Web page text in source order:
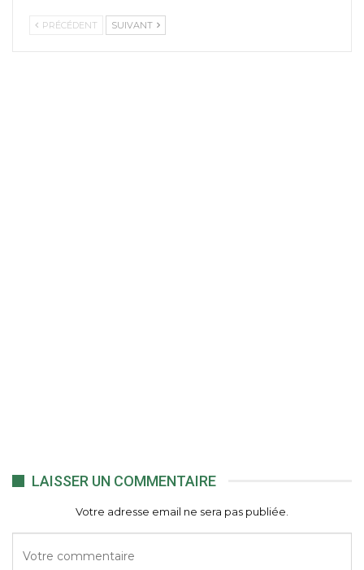
PRÉCÉDENT SUIVANT
LAISSER UN COMMENTAIRE
Votre adresse email ne sera pas publiée.